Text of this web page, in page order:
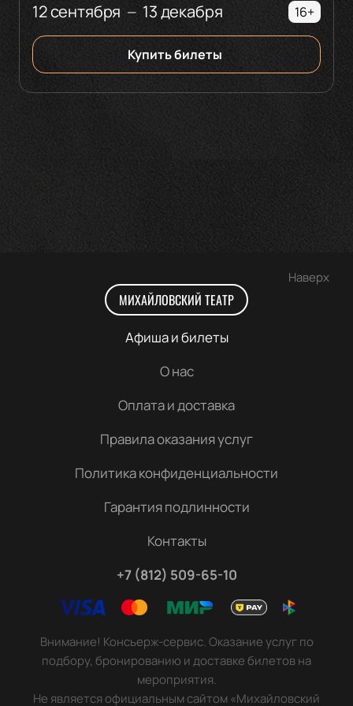
12 сентября — 13 декабря 16+
Купить билеты
Наверх
МИХАЙЛОВСКИЙ ТЕАТР
Афиша и билеты
О нас
Оплата и доставка
Правила оказания услуг
Политика конфиденциальности
Гарантия подлинности
Контакты
+7 (812) 509-65-10
Внимание! Консьерж-сервис. Оказание услуг по
подбору, бронированию и доставке билетов на
мероприятия.
Не является официальным сайтом «Михайловский